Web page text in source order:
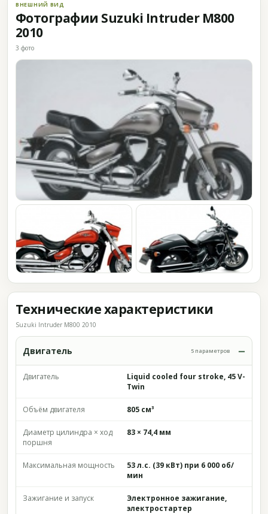
ВНЕШНИЙ ВИД
Фотографии Suzuki Intruder M800
2010
3 фото
Технические характеристики
Suzuki Intruder M800 2010
Двигатель 5 параметров
Двигатель
Liquid cooled four stroke, 45 V-
Twin
Объём двигателя 805 см³
Диаметр цилиндра × ход
поршня
83 × 74,4 мм
Максимальная мощность
53 л.с. (39 кВт) при 6 000 об/
мин
Зажигание и запуск
Электронное зажигание,
электростартер